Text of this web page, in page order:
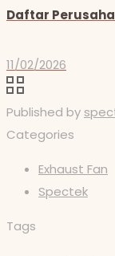
Daftar
11/02/2026
Published by
Categories
Exhaust Fan
Spectek
Tags